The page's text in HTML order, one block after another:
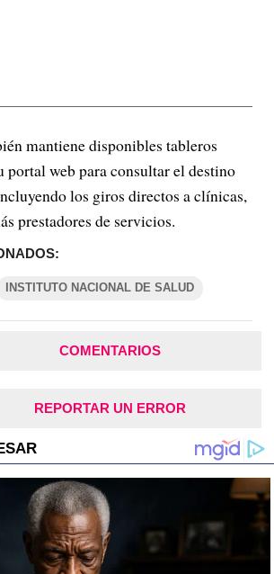
mantiene disponibles tableros
portal web para consultar el destino
los giros directos a clínicas,
prestadores de servicios.
INSTITUTO NACIONAL DE SALUD
COMENTARIOS
REPORTAR UN ERROR